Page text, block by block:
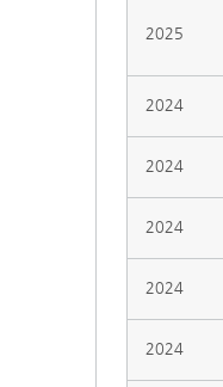
2025
2024
2024
2024
2024
2024